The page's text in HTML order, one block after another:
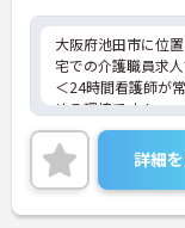
大阪府池田市に位
宅での介護職員求人
＜24時間看護師が
める環境です！
＜夜勤専従＞日中
すすめです。
＜資格を活かす＞
と生活していける
ご興味のある方に
詳細